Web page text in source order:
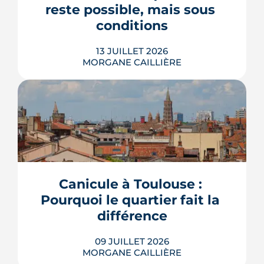
LIRE L'ARTICLE
reste possible, mais sous
conditions
13 JUILLET 2026
MORGANE CAILLIÈRE
Avec le vote du Sénat du 8 juillet, un
logement classé F ou G pourra rester
en location sous conditions de travaux.
Que faut-il en retenir quand on
des lieux des règles, des échéances et
des marges de manœuvre.
LIRE L'ARTICLE
Canicule à Toulouse :
Pourquoi le quartier fait la
différence
09 JUILLET 2026
MORGANE CAILLIÈRE